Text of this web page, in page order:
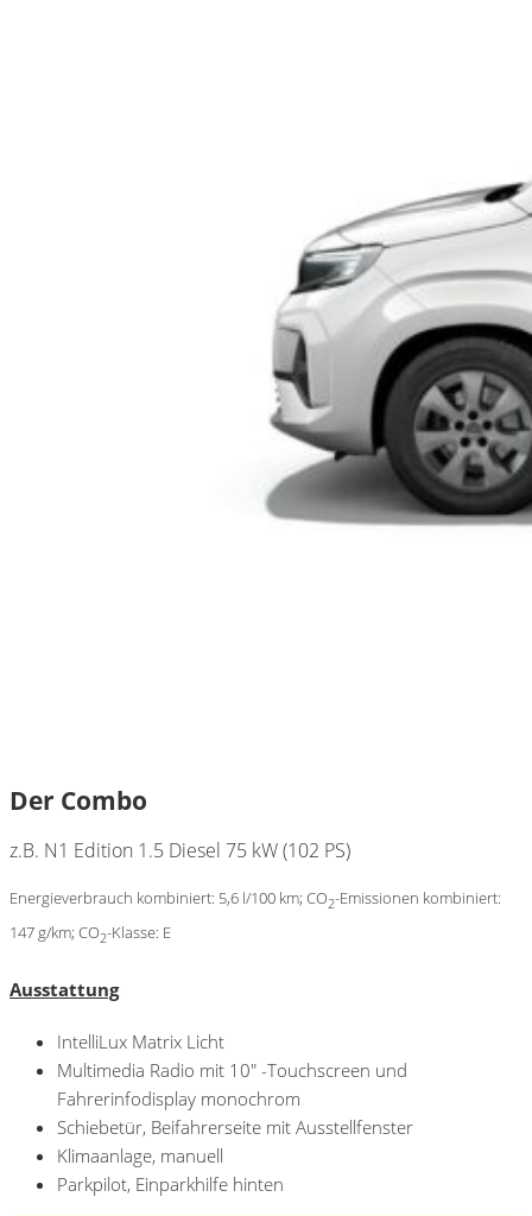
Der Combo
z.B. N1 Edition 1.5 Diesel 75 kW (102 PS)
Energieverbrauch kombiniert: 5,6 l/100 km; CO2-Emissionen kombiniert:
147 g/km; CO2-Klasse: E
Ausstattung
IntelliLux Matrix Licht
Multimedia Radio mit 10″ -Touchscreen und
Fahrerinfodisplay monochrom
Schiebetür, Beifahrerseite mit Ausstellfenster
Klimaanlage, manuell
Parkpilot, Einparkhilfe hinten